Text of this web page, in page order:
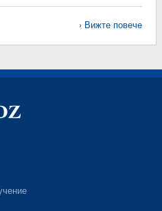
Вижте повече